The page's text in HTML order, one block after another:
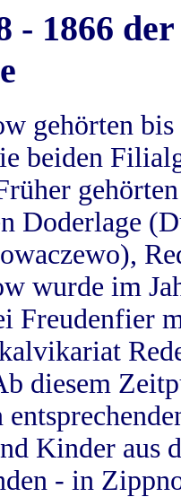
- 1866
gehörten
beiden
Doderlage
wurde im
Freudenfier
diesem
Kinder aus
- in